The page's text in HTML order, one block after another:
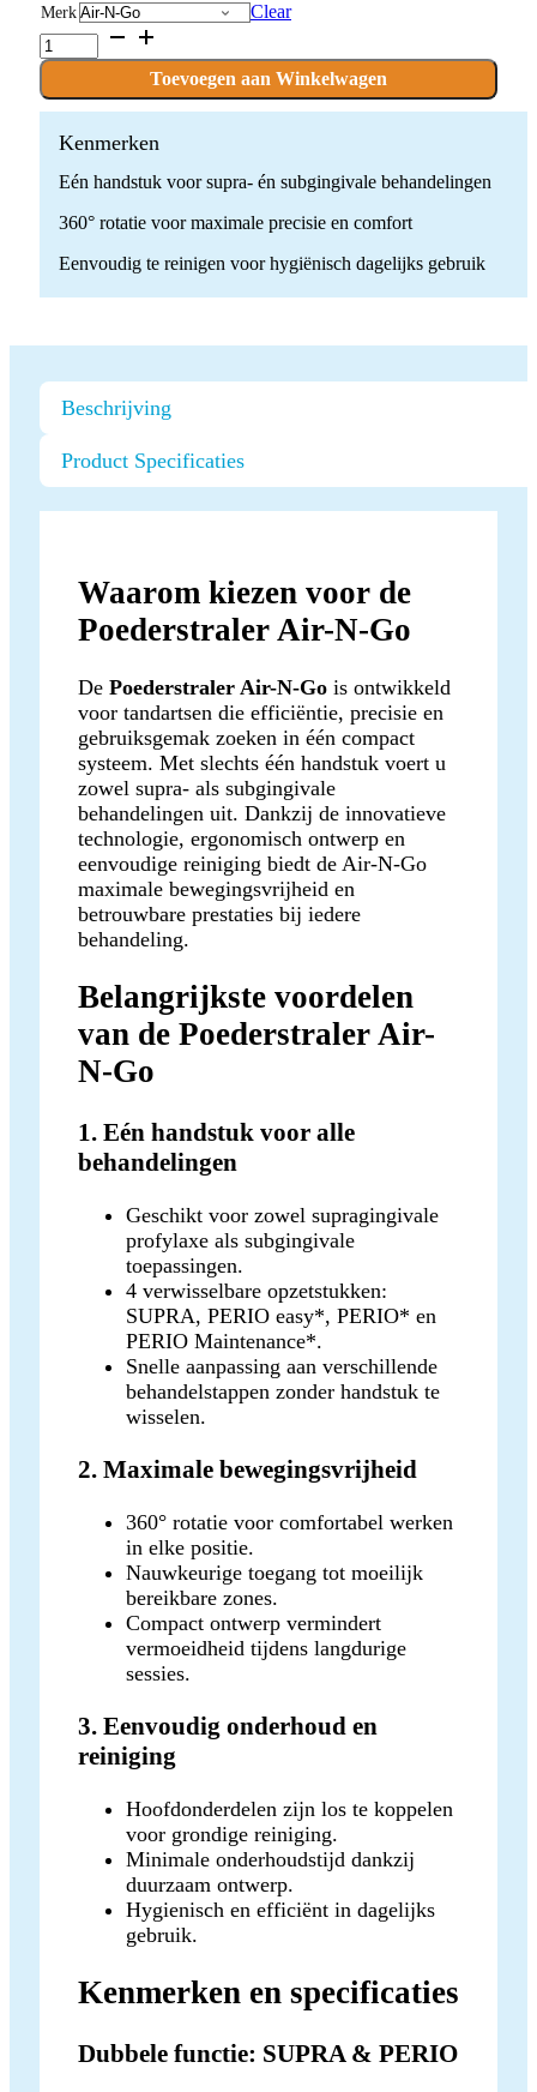
Merk
Clear
Poederstraler
Air-
Go
quantity
Toevoegen aan Winkelwagen
Kenmerken
Eén handstuk voor supra- én subgingivale behandelingen
360° rotatie voor maximale precisie en comfort
Eenvoudig te reinigen voor hygiënisch dagelijks gebruik
Beschrijving
Product Specificaties
Waarom kiezen voor de
Poederstraler Air-N-Go
De Poederstraler Air-N-Go is ontwikkeld
voor tandartsen die efficiëntie, precisie en
gebruiksgemak zoeken in één compact
systeem. Met slechts één handstuk voert u
zowel supra- als subgingivale
behandelingen uit. Dankzij de innovatieve
technologie, ergonomisch ontwerp en
eenvoudige reiniging biedt de Air-N-Go
maximale bewegingsvrijheid en
betrouwbare prestaties bij iedere
behandeling.
Belangrijkste voordelen
van de Poederstraler Air-
N-Go
1. Eén handstuk voor alle
behandelingen
Geschikt voor zowel supragingivale
profylaxe als subgingivale
toepassingen.
4 verwisselbare opzetstukken:
SUPRA, PERIO easy*, PERIO* en
PERIO Maintenance*.
Snelle aanpassing aan verschillende
behandelstappen zonder handstuk te
wisselen.
2. Maximale bewegingsvrijheid
360° rotatie voor comfortabel werken
in elke positie.
Nauwkeurige toegang tot moeilijk
bereikbare zones.
Compact ontwerp vermindert
vermoeidheid tijdens langdurige
sessies.
3. Eenvoudig onderhoud en
reiniging
Hoofdonderdelen zijn los te koppelen
voor grondige reiniging.
Minimale onderhoudstijd dankzij
duurzaam ontwerp.
Hygienisch en efficiënt in dagelijks
gebruik.
Kenmerken en specificaties
Dubbele functie: SUPRA & PERIO